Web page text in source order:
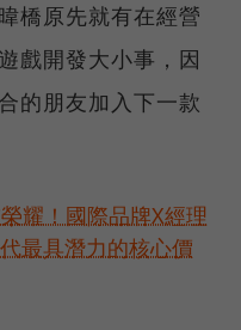
橋原先就有在經營
戲開發大小事，因
的朋友加入下一款
耀！國際品牌X經理
最具潛力的核心價